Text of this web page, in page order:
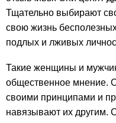
Тщательно выбирают
свою жизнь
подлых и лживых
Такие женщины и
общественное мнение.
своими принципами и
навязывают их другим.